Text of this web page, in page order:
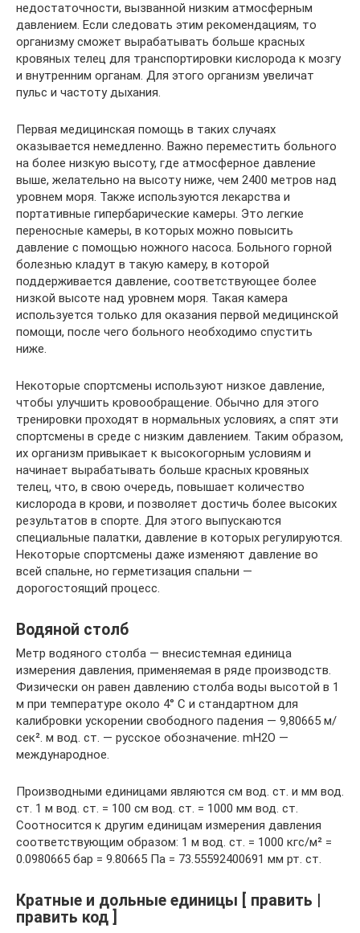
недостаточности, вызванной низким атмосферным
давлением. Если следовать этим рекомендациям, то
организму сможет вырабатывать больше красных
кровяных телец для транспортировки кислорода к мозгу
и внутренним органам. Для этого организм увеличат
пульс и частоту дыхания.
Первая медицинская помощь в таких случаях
оказывается немедленно. Важно переместить больного
на более низкую высоту, где атмосферное давление
выше, желательно на высоту ниже, чем 2400 метров над
уровнем моря. Также используются лекарства и
портативные гипербарические камеры. Это легкие
переносные камеры, в которых можно повысить
давление с помощью ножного насоса. Больного горной
болезнью кладут в такую камеру, в которой
поддерживается давление, соответствующее более
низкой высоте над уровнем моря. Такая камера
используется только для оказания первой медицинской
помощи, после чего больного необходимо спустить
ниже.
Некоторые спортсмены используют низкое давление,
чтобы улучшить кровообращение. Обычно для этого
тренировки проходят в нормальных условиях, а спят эти
спортсмены в среде с низким давлением. Таким образом,
их организм привыкает к высокогорным условиям и
начинает вырабатывать больше красных кровяных
телец, что, в свою очередь, повышает количество
кислорода в крови, и позволяет достичь более высоких
результатов в спорте. Для этого выпускаются
специальные палатки, давление в которых регулируются.
Некоторые спортсмены даже изменяют давление во
всей спальне, но герметизация спальни —
дорогостоящий процесс.
Водяной столб
Метр водяного столба — внесистемная единица
измерения давления, применяемая в ряде производств.
Физически он равен давлению столба воды высотой в 1
м при температуре около 4° C и стандартном для
калибровки ускорении свободного падения — 9,80665 м/
сек². м вод. ст. — русское обозначение. mH2O —
международное.
Производными единицами являются см вод. ст. и мм вод.
ст. 1 м вод. ст. = 100 см вод. ст. = 1000 мм вод. ст.
Соотносится к другим единицам измерения давления
соответствующим образом: 1 м вод. ст. = 1000 кгс/м² =
0.0980665 бар = 9.80665 Па = 73.55592400691 мм рт. ст.
Кратные и дольные единицы [ править |
править код ]